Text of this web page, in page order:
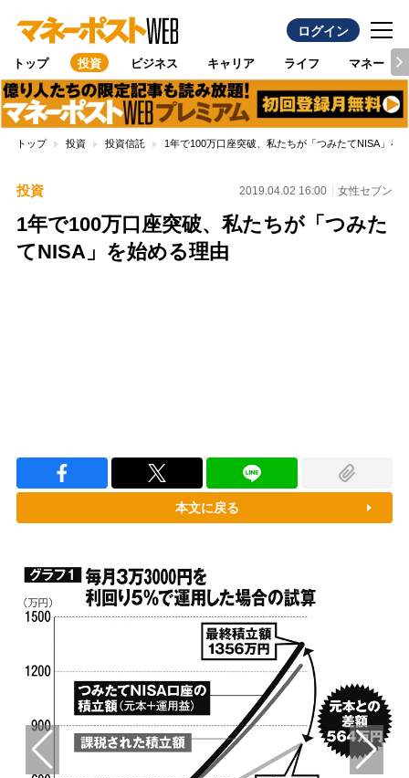
ログイン
トップ 投資 ビジネス キャリア ライフ マネー
トップ 投資 投資信託 1年で100万口座突破、私たちが「つみたてNISA」を
投資 2019.04.02 16:00 女性セブン
1年で100万口座突破、私たちが「つみた
てNISA」を始める理由
本文に戻る